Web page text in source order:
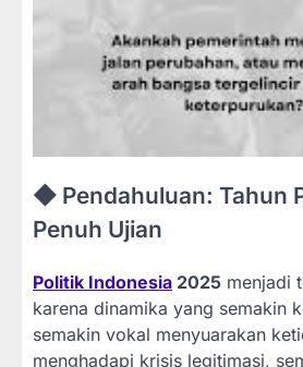
◆ Pendahuluan: Tahun
Penuh Ujian
Politik Indonesia 2025 menjadi
karena dinamika yang semakin
semakin vokal menyuarakan
menghadapi krisis legitimasi,